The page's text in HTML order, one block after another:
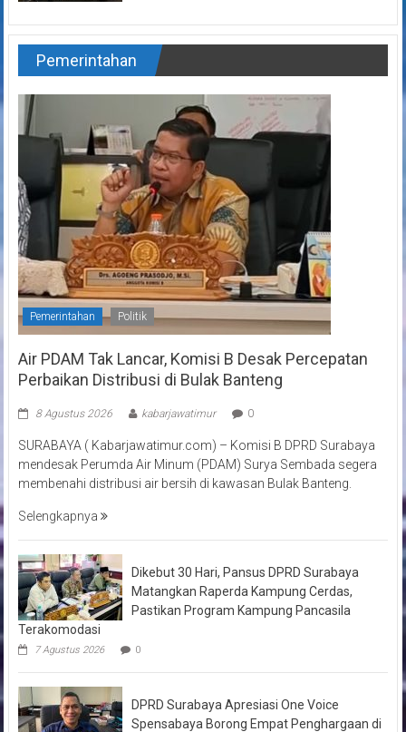
Pemerintahan
Pemerintahan Politik
Air PDAM Tak Lancar, Komisi B Desak Percepatan
Perbaikan Distribusi di Bulak Banteng
8 Agustus 2026 kabarjawatimur 0
SURABAYA ( Kabarjawatimur.com) – Komisi B DPRD Surabaya
mendesak Perumda Air Minum (PDAM) Surya Sembada segera
membenahi distribusi air bersih di kawasan Bulak Banteng.
Selengkapnya
Dikebut 30 Hari, Pansus DPRD Surabaya
Matangkan Raperda Kampung Cerdas,
Pastikan Program Kampung Pancasila
Terakomodasi
7 Agustus 2026 0
DPRD Surabaya Apresiasi One Voice
Spensabaya Borong Empat Penghargaan di